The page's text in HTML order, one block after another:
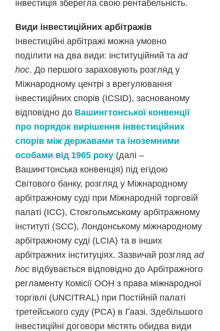
інвестиція зберегла свою рентабельність.
Види інвестиційних арбітражів
Інвестиційні арбітражі можна умовно
поділити на два види: інституційний таad
hoc. До першого зараховують розгляд у
Міжнародному центрі з врегулювання
інвестиційних спорів (ICSID), заснованому
відповідно до Вашингтонської конвенції
про порядок вирішення інвестиційних
спорів між державами та іноземними
особами від 1965 року (далі –
Вашингтонська конвенція) під егідою
Світового банку, розгляд у Міжнародному
арбітражному суді при Міжнародній торговій
палаті (ICC), Стокгольмському арбітражному
інституті (SCC), Лондонському міжнародному
арбітражному суді (LCIA) та в інших
арбітражних інституціях. Зазвичай розглядad
hoc відбувається відповідно до Арбітражного
регламенту Комісії ООН з права міжнародної
торгівлі (UNCITRAL) при Постійній палаті
третейського суду (PCA) в Гаазі. Здебільшого
інвестиційні договори містять обидва види